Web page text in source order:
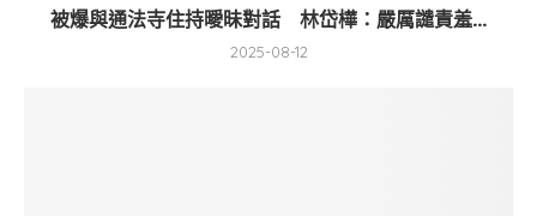
被爆與通法寺住持曖昧對話 林岱樺：嚴厲譴責羞...
2025-08-12